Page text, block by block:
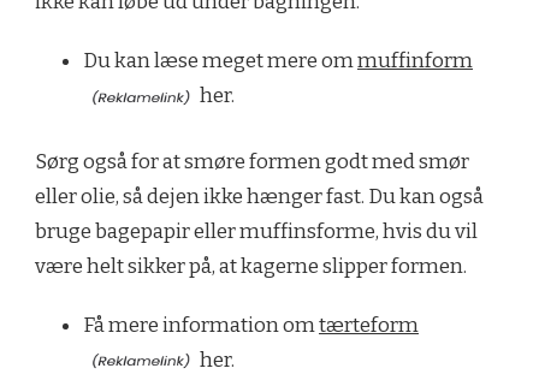
Du kan læse meget mere ommuffinform
her.
Sørg også for at smøre formen godt med smør
eller olie, så dejen ikke hænger fast. Du kan også
bruge bagepapir eller muffinsforme, hvis du vil
være helt sikker på, at kagerne slipper formen.
Få mere information omtærteform
her.